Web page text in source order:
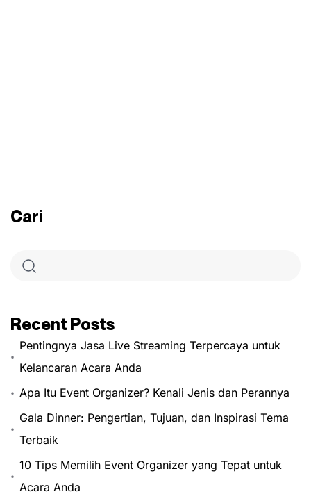
Cari
Recent Posts
Pentingnya Jasa Live Streaming Terpercaya untuk
Kelancaran Acara Anda
Apa Itu Event Organizer? Kenali Jenis dan Perannya
Gala Dinner: Pengertian, Tujuan, dan Inspirasi Tema
Terbaik
10 Tips Memilih Event Organizer yang Tepat untuk
Acara Anda